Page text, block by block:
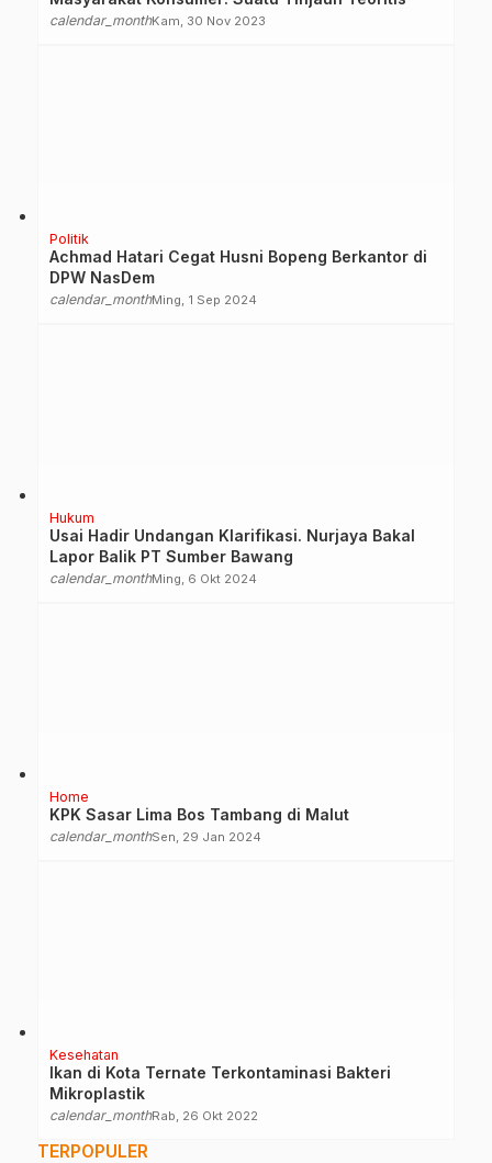
calendar_monthKam, 30 Nov 2023
Politik
Achmad Hatari Cegat Husni Bopeng Berkantor di
DPW NasDem
calendar_monthMing, 1 Sep 2024
Hukum
Usai Hadir Undangan Klarifikasi. Nurjaya Bakal
Lapor Balik PT Sumber Bawang
calendar_monthMing, 6 Okt 2024
Home
KPK Sasar Lima Bos Tambang di Malut
calendar_monthSen, 29 Jan 2024
Kesehatan
Ikan di Kota Ternate Terkontaminasi Bakteri
Mikroplastik
calendar_monthRab, 26 Okt 2022
TERPOPULER